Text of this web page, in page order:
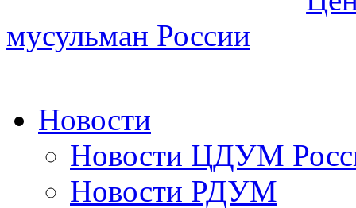
мусульман России
Новости
Новости ЦДУМ
Новости РДУМ